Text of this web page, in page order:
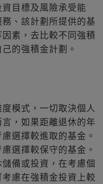
目標及風險承受能
、該計劃所提供的基
素，去比較不同強積
的強積金計劃。
模式，一切取決個人
，如果距離退休的年
選擇較進取的基金。
選擇較保守的基金。
備或投資，在考慮個
慮在強積金投資上較